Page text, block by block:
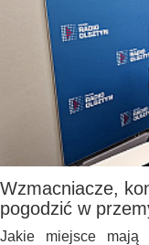
Wzmacniacze,
pogodzić w
Jakie miejsce mają